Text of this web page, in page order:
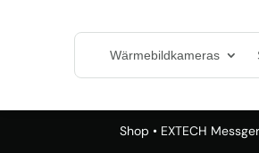
Wärmebildkameras
Shop • EXTECH